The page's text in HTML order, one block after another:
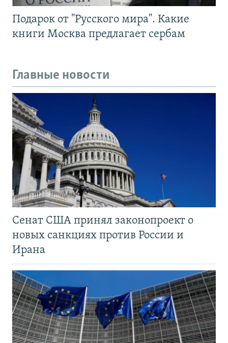
Подарок от "Русского мира". Какие
книги Москва предлагает сербам
Главные новости
Сенат США принял законопроект о
новых санкциях против России и
Ирана